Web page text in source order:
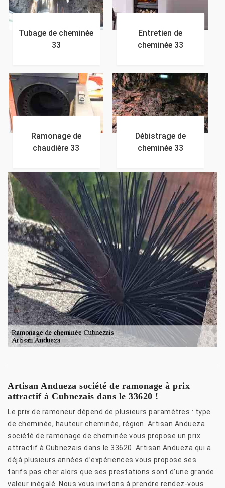
Tubage de cheminée
33
Entretien de
cheminée 33
Ramonage de
chaudière 33
Débistrage de
cheminée 33
Artisan Andueza société de ramonage à prix
attractif à Cubnezais dans le 33620 !
Le prix de ramoneur dépend de plusieurs paramètres : type
de cheminée, hauteur cheminée, région. Artisan Andueza
société de ramonage de cheminée vous propose un prix
attractif à Cubnezais dans le 33620. Artisan Andueza qui a
déjà plusieurs années d’expériences vous propose ses
tarifs pas cher alors que ses prestations sont d’une grande
valeur inégalé. Nous vous invitons à prendre rendez-vous